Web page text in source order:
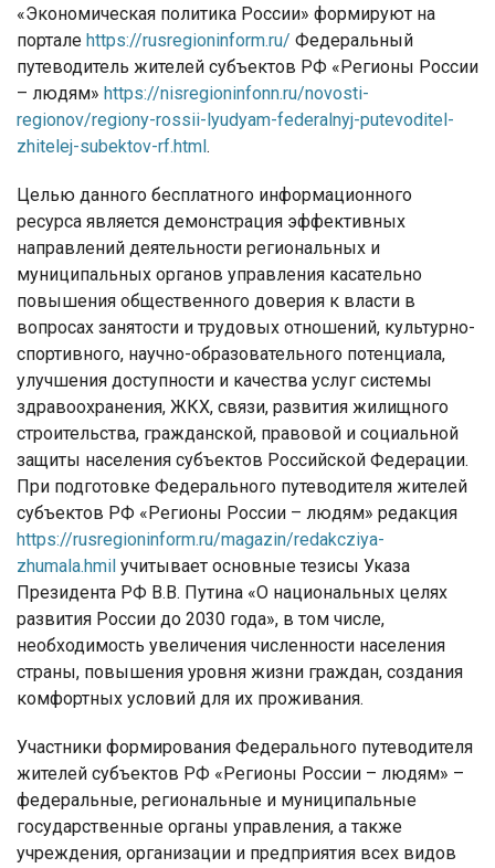
«Экономическая политика России» формируют на
портале https://rusregioninform.ru/ Федеральный
путеводитель жителей субъектов РФ «Регионы России
– людям» https://nisregioninfonn.ru/novosti-
regionov/regiony-rossii-lyudyam-federalnyj-putevoditel-
zhitelej-subektov-rf.html .
Целью данного бесплатного информационного
ресурса является демонстрация эффективных
направлений деятельности региональных и
муниципальных органов управления касательно
повышения общественного доверия к власти в
вопросах занятости и трудовых отношений, культурно-
спортивного, научно-образовательного потенциала,
улучшения доступности и качества услуг системы
здравоохранения, ЖКХ, связи, развития жилищного
строительства, гражданской, правовой и социальной
защиты населения субъектов Российской Федерации.
При подготовке Федерального путеводителя жителей
субъектов РФ «Регионы России – людям» редакция
https://rusregioninform.ru/magazin/redakcziya-
zhumala.hmil учитывает основные тезисы Указа
Президента РФ В.В. Путина «О национальных целях
развития России до 2030 года», в том числе,
необходимость увеличения численности населения
страны, повышения уровня жизни граждан, создания
комфортных условий для их проживания.
Участники формирования Федерального путеводителя
жителей субъектов РФ «Регионы России – людям» –
федеральные, региональные и муниципальные
государственные органы управления, а также
учреждения, организации и предприятия всех видов